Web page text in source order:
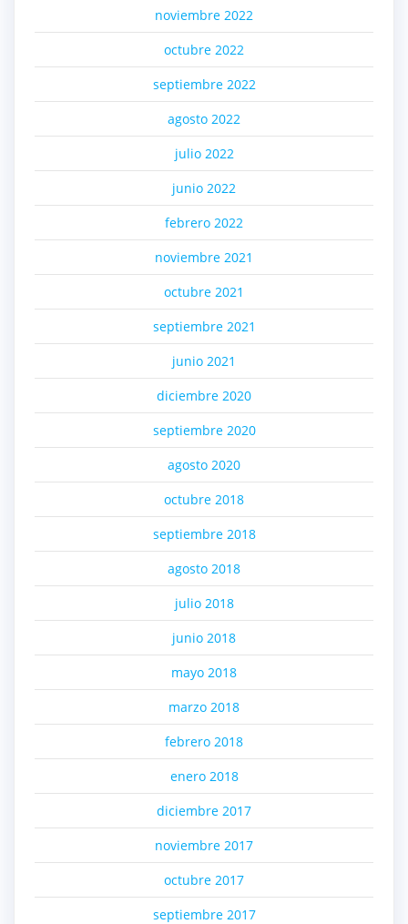
noviembre 2022
octubre 2022
septiembre 2022
agosto 2022
julio 2022
junio 2022
febrero 2022
noviembre 2021
octubre 2021
septiembre 2021
junio 2021
diciembre 2020
septiembre 2020
agosto 2020
octubre 2018
septiembre 2018
agosto 2018
julio 2018
junio 2018
mayo 2018
marzo 2018
febrero 2018
enero 2018
diciembre 2017
noviembre 2017
octubre 2017
septiembre 2017